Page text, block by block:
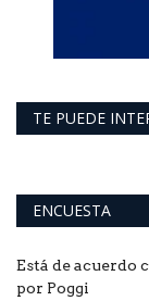
TE PUEDE
ENCUESTA
Está de acuerdo
por Poggi